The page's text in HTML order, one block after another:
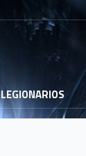
LEGIONARIOS